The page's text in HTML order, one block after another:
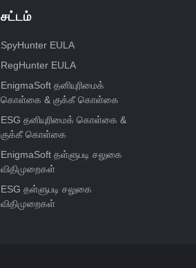
சட்டம்
SpyHunter EULA
RegHunter EULA
EnigmaSoft தனியுரிமைக்
கொள்கை & குக்கீ கொள்கை
ESG தனியுரிமைக் கொள்கை &
குக்கீ கொள்கை
EnigmaSoft தள்ளுபடி சலுகை
விதிமுறைகள்
ESG தள்ளுபடி சலுகை
விதிமுறைகள்